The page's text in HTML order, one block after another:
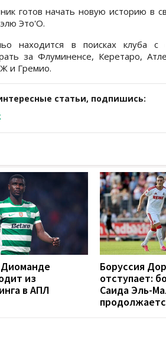
готов начать новую историю в
Это'О.
находится в поисках клуба с
за Флуминенсе, Керетаро,
и Гремио.
статьи, подпишись:
из
в АПЛ
Боруссия
отступает:
Саида Эль-